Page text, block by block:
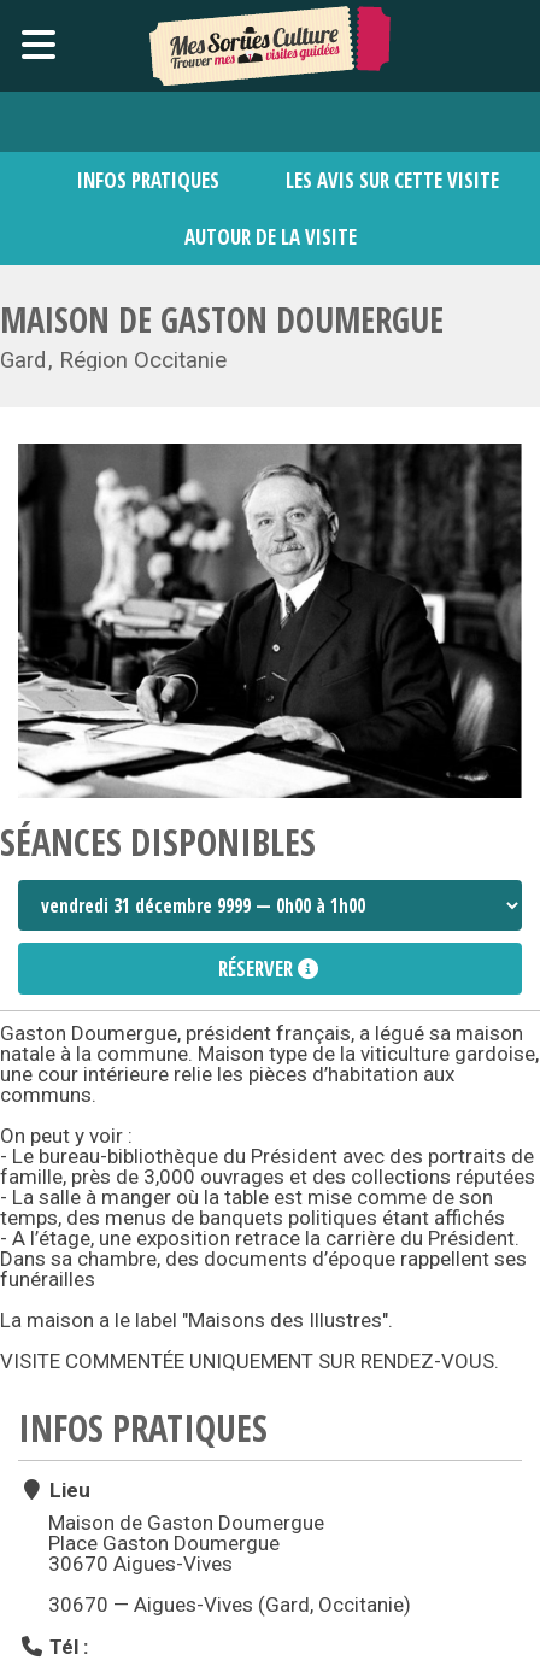
INFOS PRATIQUES LES AVIS SUR CETTE VISITE
AUTOUR DE LA VISITE
MAISON DE GASTON DOUMERGUE
Gard Région Occitanie
SÉANCES DISPONIBLES
RÉSERVER
Gaston Doumergue, président français, a légué sa maison
natale à la commune. Maison type de la viticulture gardoise,
une cour intérieure relie les pièces d’habitation aux
communs.
On peut y voir :
- Le bureau-bibliothèque du Président avec des portraits de
famille, près de 3,000 ouvrages et des collections réputées
- La salle à manger où la table est mise comme de son
temps, des menus de banquets politiques étant affichés
- A l’étage, une exposition retrace la carrière du Président.
Dans sa chambre, des documents d’époque rappellent ses
funérailles
La maison a le label "Maisons des Illustres".
VISITE COMMENTÉE UNIQUEMENT SUR RENDEZ-VOUS.
INFOS PRATIQUES
Lieu
Maison de Gaston Doumergue
Place Gaston Doumergue
30670 Aigues-Vives
30670 — Aigues-Vives (Gard, Occitanie)
Tél :